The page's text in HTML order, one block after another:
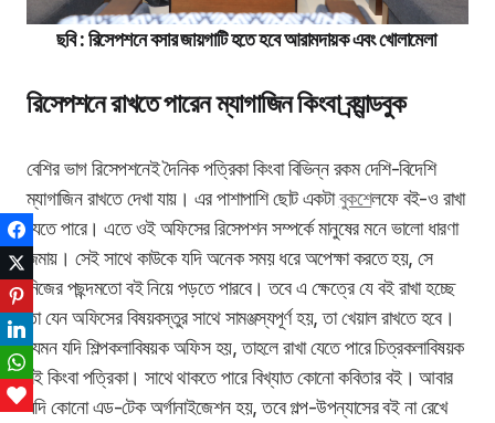
ছবি : রিসেপশনে বসার জায়গাটি হতে হবে আরামদায়ক এবং খোলামেলা
রিসেপশনে রাখতে পারেন ম্যাগাজিন কিংবা ব্র্যান্ডবুক
বেশির ভাগ রিসেপশনেই দৈনিক পত্রিকা কিংবা বিভিন্ন রকম দেশি-বিদেশি
ম্যাগাজিন রাখতে দেখা যায়। এর পাশাপাশি ছোট একটাবুকশেলফে বই-ও রাখা
যেতে পারে। এতে ওই অফিসের রিসেপশন সম্পর্কে মানুষের মনে ভালো ধারণা
জন্মায়। সেই সাথে কাউকে যদি অনেক সময় ধরে অপেক্ষা করতে হয়, সে
নিজের পছন্দমতো বই নিয়ে পড়তে পারবে। তবে এ ক্ষেত্রে যে বই রাখা হচ্ছে
তা যেন অফিসের বিষয়বস্তুর সাথে সামঞ্জস্যপূর্ণ হয়, তা খেয়াল রাখতে হবে।
যেমন যদি শিল্পকলাবিষয়ক অফিস হয়, তাহলে রাখা যেতে পারে চিত্রকলাবিষয়ক
বই কিংবা পত্রিকা। সাথে থাকতে পারে বিখ্যাত কোনো কবিতার বই। আবার
যদি কোনো এড-টেক অর্গানাইজেশন হয়, তবে গল্প-উপন্যাসের বই না রেখে
Facebook
Twitter
Pinterest
LinkedIn
Love This